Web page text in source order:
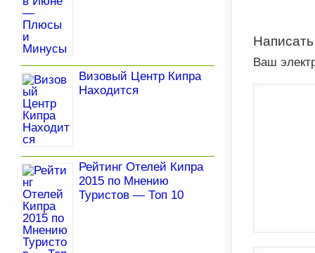
Написать
Ваш
Визовый Центр Кипра
Находится
Рейтинг Отелей Кипра
2015 по Мнению
Туристов — Топ 10